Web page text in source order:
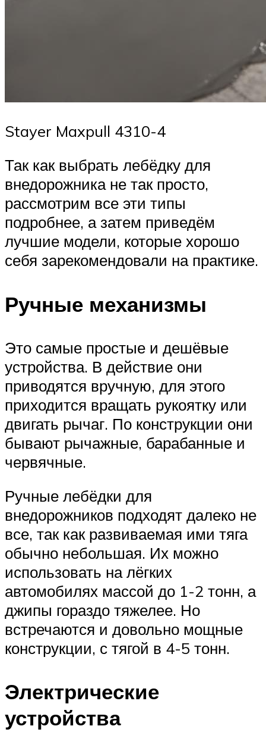
Stayer Maxpull 4310-4
Так как выбрать лебёдку для
внедорожника не так просто,
рассмотрим все эти типы
подробнее, а затем приведём
лучшие модели, которые хорошо
себя зарекомендовали на практике.
Ручные механизмы
Это самые простые и дешёвые
устройства. В действие они
приводятся вручную, для этого
приходится вращать рукоятку или
двигать рычаг. По конструкции они
бывают рычажные, барабанные и
червячные.
Ручные лебёдки для
внедорожников подходят далеко не
все, так как развиваемая ими тяга
обычно небольшая. Их можно
использовать на лёгких
автомобилях массой до 1-2 тонн, а
джипы гораздо тяжелее. Но
встречаются и довольно мощные
конструкции, с тягой в 4-5 тонн.
Электрические
устройства